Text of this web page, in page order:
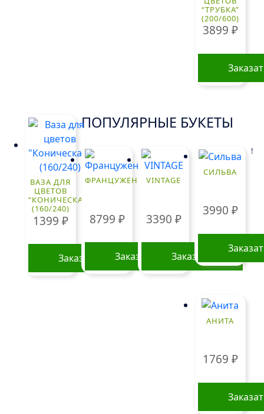
“ТРУБКА”
(200/600)
3899 ₽
ВАЗА ДЛЯ
ЦВЕТОВ
“КОНИЧЕСКАЯ”
(160/240)
1399 ₽
Заказать
ПОПУЛЯРНЫЕ БУКЕТЫ
ФРАНЦУЖЕНКА
8799 ₽
Заказать
VINTAGE
3390 ₽
Заказать
СИЛЬВА
3990 ₽
АНИТА
1769 ₽
!